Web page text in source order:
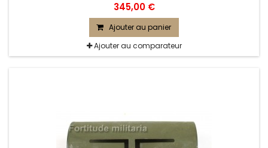
345,00 €
Ajouter au panier
Ajouter au comparateur